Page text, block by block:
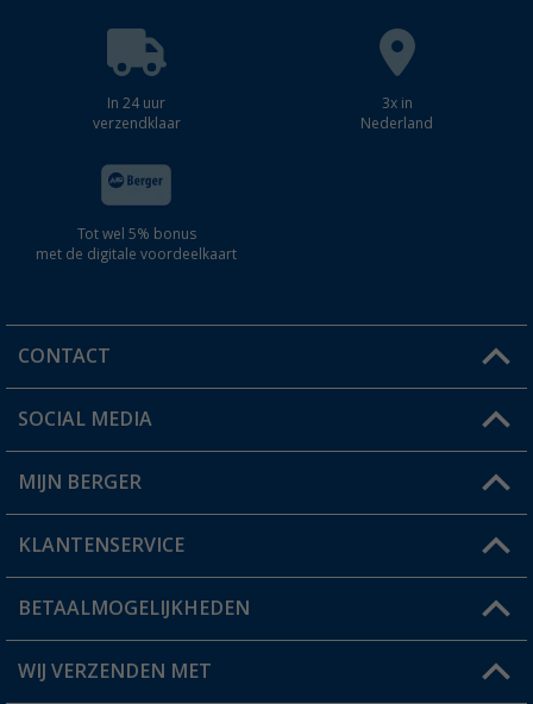
In 24 uur
verzendklaar
3x in
Nederland
Tot wel 5% bonus
met de digitale voordeelkaart
CONTACT
Een vraag?
Winkel vinden
SOCIAL MEDIA
MIJN BERGER
Mijn account
Status bestelling
KLANTENSERVICE
FAQ & Contact
Verzendinformatie
BETAALMOGELIJKHEDEN
WIJ VERZENDEN MET